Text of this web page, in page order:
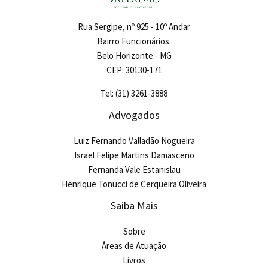
Rua Sergipe, nº 925 - 10º Andar
Bairro Funcionários.
Belo Horizonte - MG
CEP: 30130-171
Tel: (31) 3261-3888
Advogados
Luiz Fernando Valladão Nogueira
Israel Felipe Martins Damasceno
Fernanda Vale Estanislau
Henrique Tonucci de Cerqueira Oliveira
Saiba Mais
Sobre
Áreas de Atuação
Livros